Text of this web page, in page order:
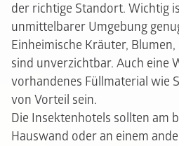
der richtige Standort. Wichtig
unmittelbarer Umgebung
Einheimische Kräuter,
sind unverzichtbar. Auch eine
vorhandenes Füllmaterial wie
von Vorteil sein.
Die Insektenhotels sollten am
Hauswand oder an einem